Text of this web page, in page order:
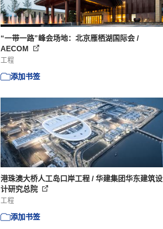
“一带一路”峰会场地：北京雁栖湖国际会 /
AECOM
工程
添加书签
港珠澳大桥人工岛口岸工程 / 华建集团华东建筑设
计研究总院
工程
添加书签